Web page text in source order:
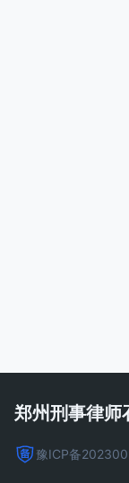
郑州刑事律
豫ICP备